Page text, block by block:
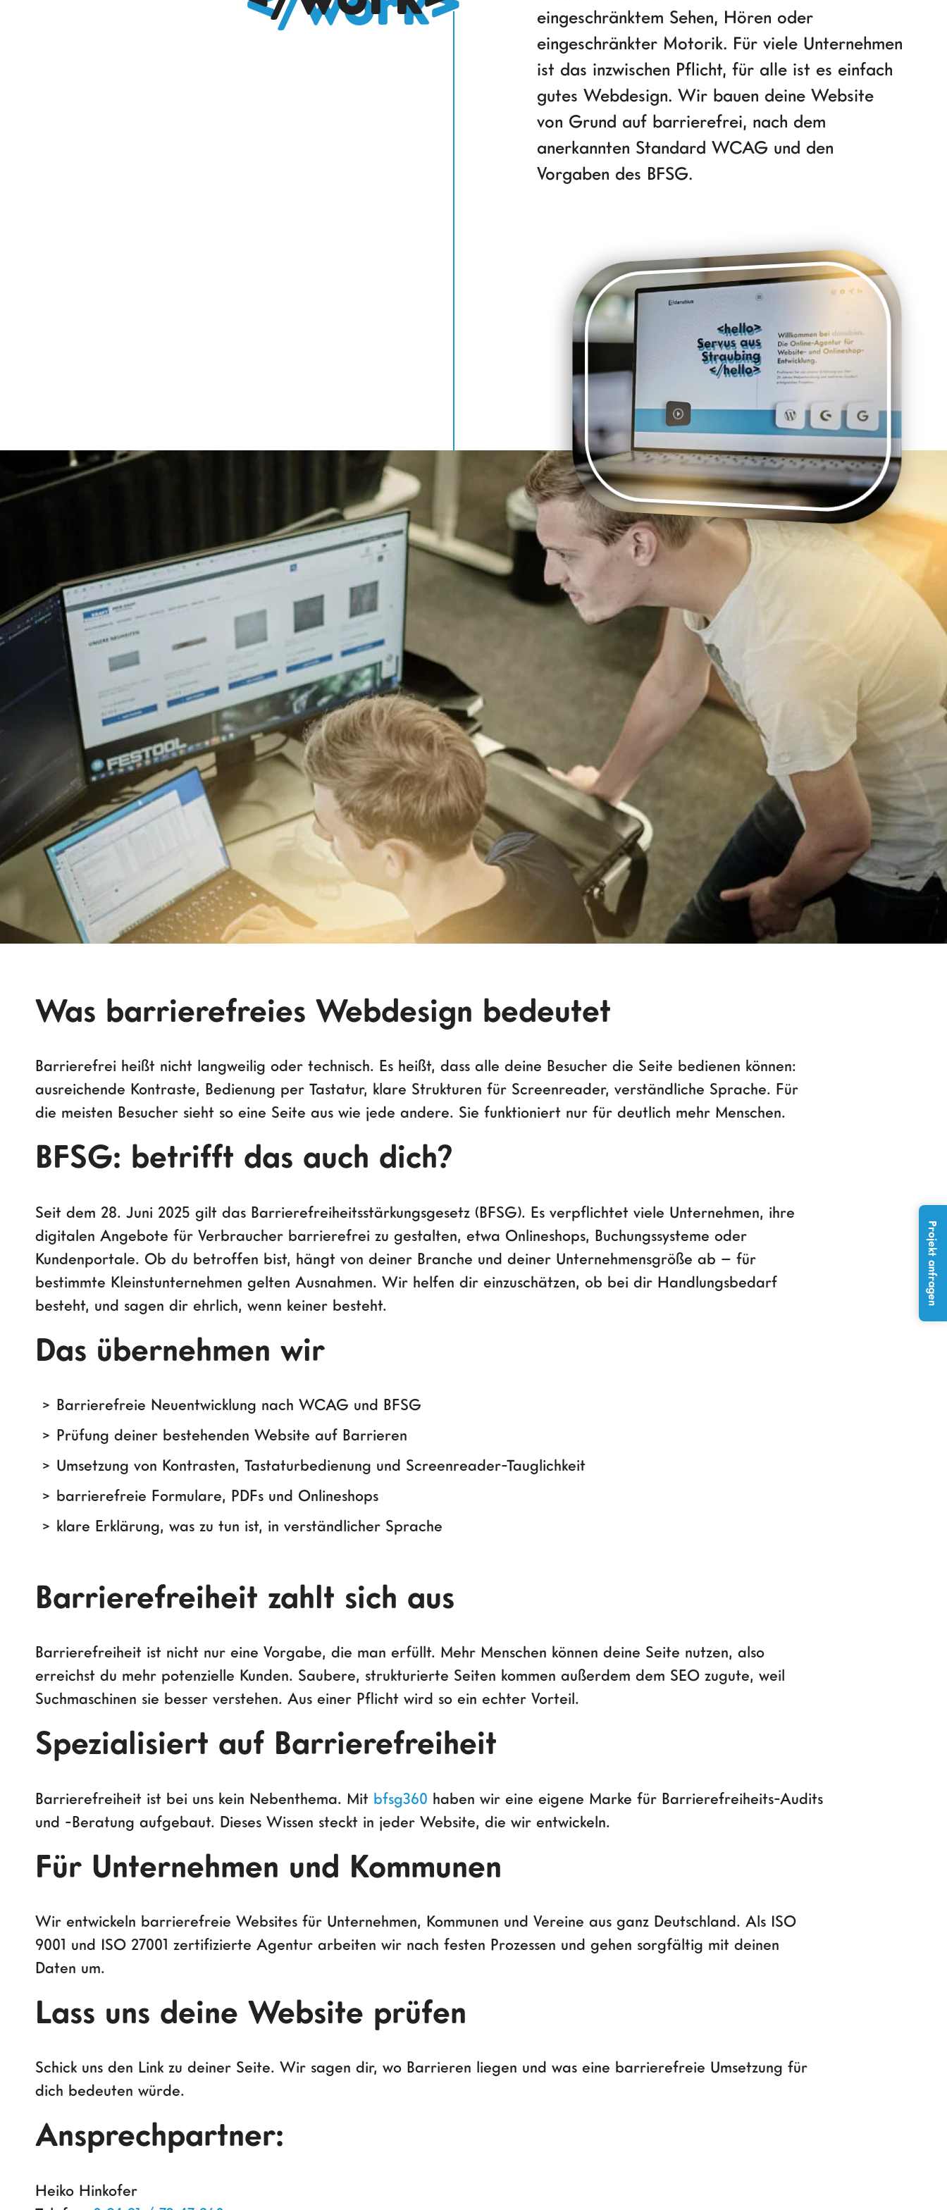
Projekt anfragen
eingeschränktem Sehen, Hören oder
eingeschränkter Motorik. Für viele Unternehmen
ist das inzwischen Pflicht, für alle ist es einfach
gutes Webdesign. Wir bauen deine Website
von Grund auf barrierefrei, nach dem
anerkannten Standard WCAG und den
Vorgaben des BFSG.
Was barrierefreies Webdesign bedeutet
Barrierefrei heißt nicht langweilig oder technisch. Es heißt, dass alle deine Besucher die Seite bedienen können:
ausreichende Kontraste, Bedienung per Tastatur, klare Strukturen für Screenreader, verständliche Sprache. Für
die meisten Besucher sieht so eine Seite aus wie jede andere. Sie funktioniert nur für deutlich mehr Menschen.
BFSG: betrifft das auch dich?
Seit dem 28. Juni 2025 gilt das Barrierefreiheitsstärkungsgesetz (BFSG). Es verpflichtet viele Unternehmen, ihre
digitalen Angebote für Verbraucher barrierefrei zu gestalten, etwa Onlineshops, Buchungssysteme oder
Kundenportale. Ob du betroffen bist, hängt von deiner Branche und deiner Unternehmensgröße ab – für
bestimmte Kleinstunternehmen gelten Ausnahmen. Wir helfen dir einzuschätzen, ob bei dir Handlungsbedarf
besteht, und sagen dir ehrlich, wenn keiner besteht.
Das übernehmen wir
Barrierefreie Neuentwicklung nach WCAG und BFSG
Prüfung deiner bestehenden Website auf Barrieren
Umsetzung von Kontrasten, Tastaturbedienung und Screenreader-Tauglichkeit
barrierefreie Formulare, PDFs und Onlineshops
klare Erklärung, was zu tun ist, in verständlicher Sprache
Barrierefreiheit zahlt sich aus
Barrierefreiheit ist nicht nur eine Vorgabe, die man erfüllt. Mehr Menschen können deine Seite nutzen, also
erreichst du mehr potenzielle Kunden. Saubere, strukturierte Seiten kommen außerdem dem SEO zugute, weil
Suchmaschinen sie besser verstehen. Aus einer Pflicht wird so ein echter Vorteil.
Spezialisiert auf Barrierefreiheit
Barrierefreiheit ist bei uns kein Nebenthema. Mit bfsg360 haben wir eine eigene Marke für Barrierefreiheits-Audits
und -Beratung aufgebaut. Dieses Wissen steckt in jeder Website, die wir entwickeln.
Für Unternehmen und Kommunen
Wir entwickeln barrierefreie Websites für Unternehmen, Kommunen und Vereine aus ganz Deutschland. Als ISO
9001 und ISO 27001 zertifizierte Agentur arbeiten wir nach festen Prozessen und gehen sorgfältig mit deinen
Daten um.
Lass uns deine Website prüfen
Schick uns den Link zu deiner Seite. Wir sagen dir, wo Barrieren liegen und was eine barrierefreie Umsetzung für
dich bedeuten würde.
Ansprechpartner:
Heiko Hinkofer